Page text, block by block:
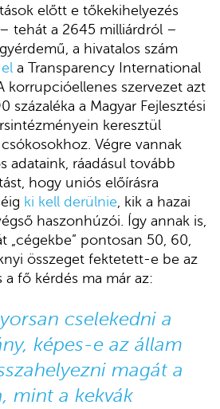
előtt e tőkekihelyezés
tehát a 2645 milliárdról –
a hivatalos szám
a Transparency International
korrupcióellenes szervezet azt
százaléka a Magyar Fejlesztési
keresztül
Végre vannak
adataink, ráadásul tovább
hogy uniós előírásra
ki kell derülnie , kik a hazai
haszonhúzói. Így annak is,
„cégekbe” pontosan 50, 60,
összeget fektetett-e be az
a fő kérdés ma már az:
cselekedni a
képes-e az állam
magát a
mint a kekvák